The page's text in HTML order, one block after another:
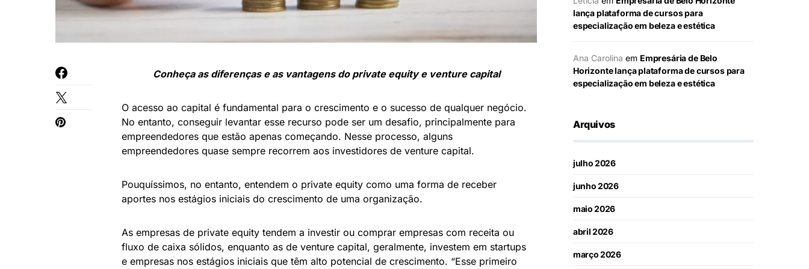
Conheça as diferenças e as vantagens do private equity e venture capital
O acesso ao capital é fundamental para o crescimento e o sucesso de qualquer negócio.
No entanto, conseguir levantar esse recurso pode ser um desafio, principalmente para
empreendedores que estão apenas começando. Nesse processo, alguns
empreendedores quase sempre recorrem aos investidores de venture capital.
Pouquíssimos, no entanto, entendem o private equity como uma forma de receber
aportes nos estágios iniciais do crescimento de uma organização.
As empresas de private equity tendem a investir ou comprar empresas com receita ou
fluxo de caixa sólidos, enquanto as de venture capital, geralmente, investem em startups
e empresas nos estágios iniciais que têm alto potencial de crescimento. “Esse primeiro
lança plataforma de cursos para
especialização em beleza e estética
Ana Carolina em Empresária de Belo
Horizonte lança plataforma de cursos para
especialização em beleza e estética
Arquivos
julho 2026
junho 2026
maio 2026
abril 2026
março 2026